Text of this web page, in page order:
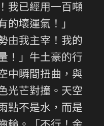
我已經用一百噸
的壞運氣！」
由我主宰！我的
！」牛土豪的行
中瞬間扭曲，與
光芒對撞。天空
點不是水，而是